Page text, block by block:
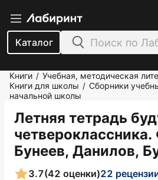
Каталог
Книги / Учебная, методическая
Книги для школы / Сборники
начальной школы
Летняя тетрадь
Бунеев, Данилов,
3.7(42 оценки)22